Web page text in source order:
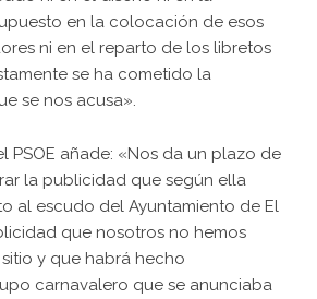
en la colocación de esos
ni en el reparto de los libretos
se ha cometido la
se nos acusa».
PSOE añade: «Nos da un plazo de
la publicidad que según ella
al escudo del Ayuntamiento de El
que nosotros no hemos
y que habrá hecho
carnavalero que se anunciaba